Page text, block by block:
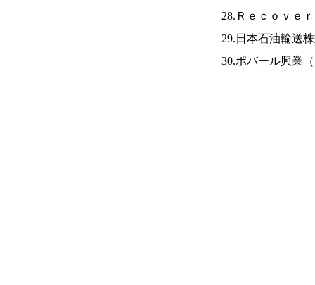
28.Ｒｅｃｏｖｅ
29.日本石油輸送
30.ポバール興業（